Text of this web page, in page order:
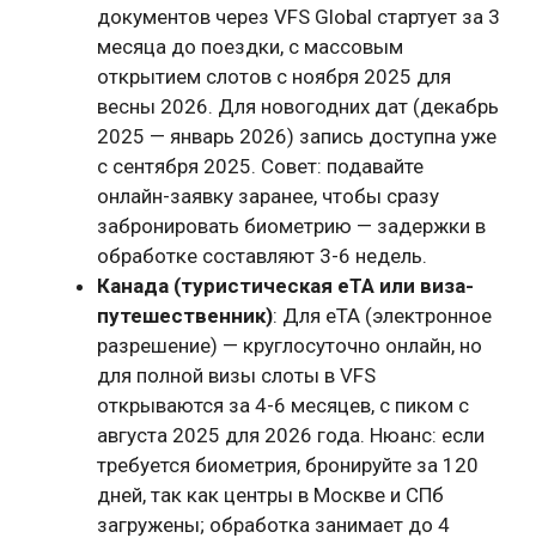
документов через VFS Global стартует за 3
месяца до поездки, с массовым
открытием слотов с ноября 2025 для
весны 2026. Для новогодних дат (декабрь
2025 — январь 2026) запись доступна уже
с сентября 2025. Совет: подавайте
онлайн-заявку заранее, чтобы сразу
забронировать биометрию — задержки в
обработке составляют 3-6 недель.
Канада (туристическая eTA или виза-
путешественник): Для eTA (электронное
разрешение) — круглосуточно онлайн, но
для полной визы слоты в VFS
открываются за 4-6 месяцев, с пиком с
августа 2025 для 2026 года. Нюанс: если
требуется биометрия, бронируйте за 120
дней, так как центры в Москве и СПб
загружены; обработка занимает до 4